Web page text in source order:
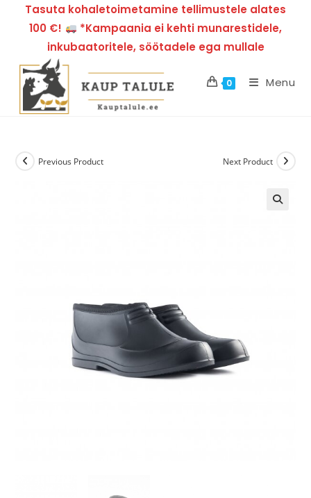
Tasuta kohaletoimetamine tellimustele alates
100 €!
*Kampaania ei kehti munarestidele,
inkubaatoritele, söötadele ega mullale
0 Menu
Previous Product Next Product